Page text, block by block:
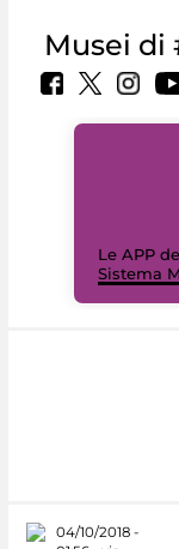
Musei di
Le APP
Sistema